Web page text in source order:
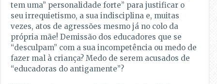
tem uma” personalidade forte” para justificar o
seu irrequietismo, a sua indisciplina e, muitas
vezes, atos de agressões mesmo já no colo da
própria mãe! Demissão dos educadores que se
“desculpam” com a sua incompetência ou medo de
fazer mal à criança? Medo de serem acusados de
“educadoras do antigamente”?